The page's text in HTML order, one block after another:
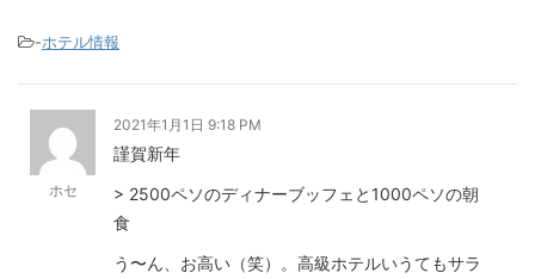
-ホテル情報
ホセ
2021年1月1日 9:18 PM
謹賀新年
> 2500ペソのディナーブッフェと1000ペソの朝
食
う〜ん、お高い（笑）。高級ホテルいうてもサラ